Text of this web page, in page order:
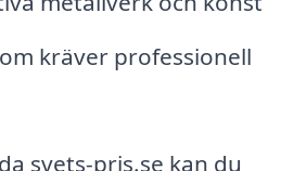
kräver professionell
svets-pris.se kan du